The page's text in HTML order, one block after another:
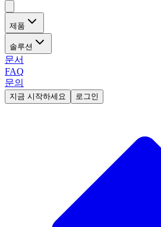
제품
솔루션
문서
FAQ
문의
지금 시작하세요 로그인